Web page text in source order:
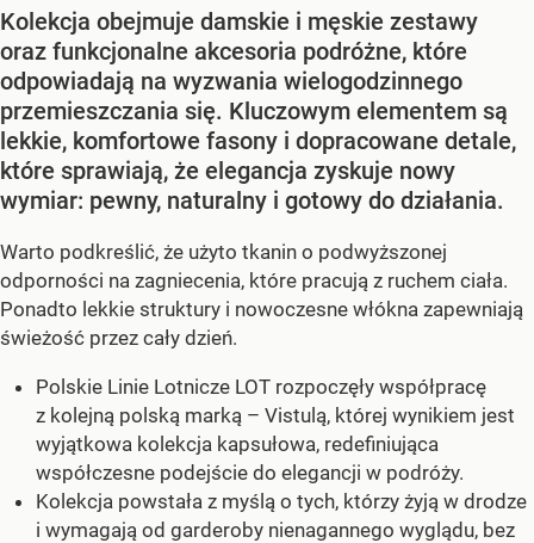
Kolekcja obejmuje damskie i męskie zestawy
oraz funkcjonalne akcesoria podróżne, które
odpowiadają na wyzwania wielogodzinnego
przemieszczania się. Kluczowym elementem są
lekkie, komfortowe fasony i dopracowane detale,
które sprawiają, że elegancja zyskuje nowy
wymiar: pewny, naturalny i gotowy do działania.
Warto podkreślić, że użyto tkanin o podwyższonej
odporności na zagniecenia, które pracują z ruchem ciała.
Ponadto lekkie struktury i nowoczesne włókna zapewniają
świeżość przez cały dzień.
Polskie Linie Lotnicze LOT rozpoczęły współpracę
z kolejną polską marką – Vistulą, której wynikiem jest
wyjątkowa kolekcja kapsułowa, redefiniująca
współczesne podejście do elegancji w podróży.
Kolekcja powstała z myślą o tych, którzy żyją w drodze
i wymagają od garderoby nienagannego wyglądu, bez